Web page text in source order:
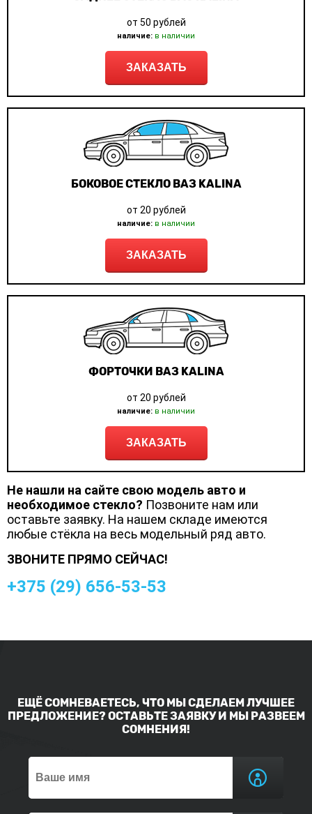
от 50 рублей
наличие: в наличии
ЗАКАЗАТЬ
БОКОВОЕ СТЕКЛО ВАЗ KALINA
от 20 рублей
наличие: в наличии
ЗАКАЗАТЬ
ФОРТОЧКИ ВАЗ KALINA
от 20 рублей
наличие: в наличии
ЗАКАЗАТЬ
Не нашли на сайте свою модель авто и
необходимое стекло? Позвоните нам или
оставьте заявку. На нашем складе имеются
любые стёкла на весь модельный ряд авто.
ЗВОНИТЕ ПРЯМО СЕЙЧАС!
+375 (29) 656-53-53
ЕЩЁ СОМНЕВАЕТЕСЬ, ЧТО МЫ СДЕЛАЕМ ЛУЧШЕЕ
ПРЕДЛОЖЕНИЕ? ОСТАВЬТЕ ЗАЯВКУ И МЫ РАЗВЕЕМ
СОМНЕНИЯ!